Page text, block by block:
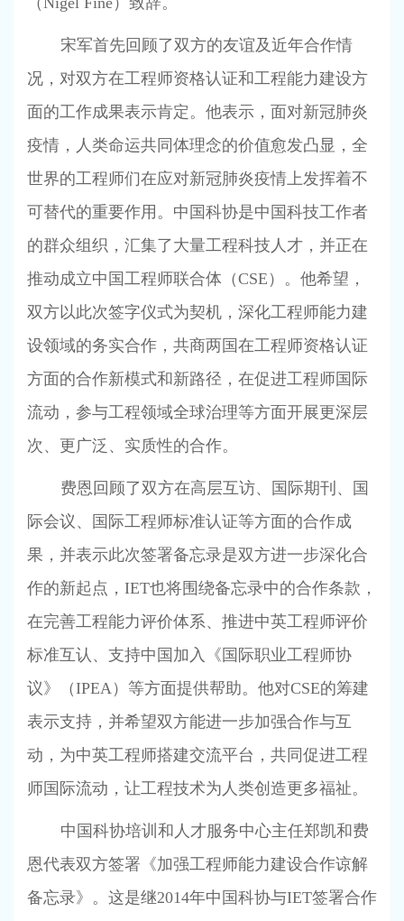
宋军首先回顾了双方的友谊及近年合作情
况，对双方在工程师资格认证和工程能力建设方
面的工作成果表示肯定。他表示，面对新冠肺炎
疫情，人类命运共同体理念的价值愈发凸显，全
世界的工程师们在应对新冠肺炎疫情上发挥着不
可替代的重要作用。中国科协是中国科技工作者
的群众组织，汇集了大量工程科技人才，并正在
推动成立中国工程师联合体（CSE ）。他希望，
双方以此次签字仪式为契机，深化工程师能力建
设领域的务实合作，共商两国在工程师资格认证
方面的合作新模式和新路径，在促进工程师国际
流动，参与工程领域全球治理等方面开展更深层
次、更广泛、实质性的合作。
费恩回顾了双方在高层互访、国际期刊、国
际会议、国际工程师标准认证等方面的合作成
果，并表示此次签署备忘录是双方进一步深化合
作的新起点， IET也将围绕备忘录中的合作条款，
在完善工程能力评价体系、推进中英工程师评价
标准互认、支持中国加入《国际职业工程师协
议》（IPEA）等方面提供帮助。他对CSE的筹建
表示支持，并希望双方能进一步加强合作与互
动，为中英工程师搭建交流平台，共同促进工程
师国际流动，让工程技术为人类创造更多福祉。
中国科协培训和人才服务中心主任郑凯和费
恩代表双方签署《加强工程师能力建设合作谅解
备忘录》。这是继2014年中国科协与IET签署合作